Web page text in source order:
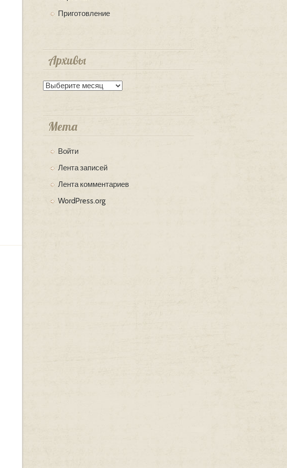
Приготовление
Архивы
Архивы
Мета
Войти
Лента записей
Лента комментариев
WordPress.org